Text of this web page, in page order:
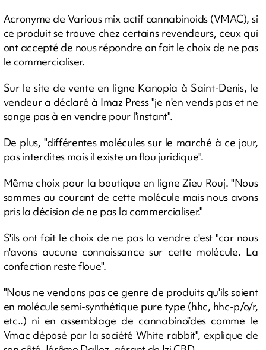
Acronyme de Various mix actif cannabinoids (VMAC), si
ce produit se trouve chez certains revendeurs, ceux qui
ont accepté de nous répondre on fait le choix de ne pas
le commercialiser.
Sur le site de vente en ligne Kanopia à Saint-Denis, le
vendeur a déclaré à Imaz Press "je n'en vends pas et ne
songe pas à en vendre pour l'instant".
De plus, "différentes molécules sur le marché à ce jour,
pas interdites mais il existe un flou juridique".
Même choix pour la boutique en ligne Zieu Rouj. "Nous
sommes au courant de cette molécule mais nous avons
pris la décision de ne pas la commercialiser."
S'ils ont fait le choix de ne pas la vendre c'est "car nous
n'avons aucune connaissance sur cette molécule. La
confection reste floue".
"Nous ne vendons pas ce genre de produits qu'ils soient
en molécule semi-synthétique pure type (hhc, hhc-p/o/r,
etc..) ni en assemblage de cannabinoïdes comme le
Vmac déposé par la société White rabbit", explique de